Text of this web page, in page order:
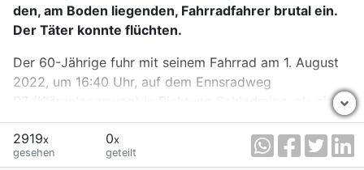
den, am Boden liegenden, Fahrradfahrer brutal ein.
Der Täter konnte flüchten.
Der 60-Jährige fuhr mit seinem Fahrrad am 1. August
2022, um 16:40 Uhr, auf dem Ennsradweg
R7 (Kläranlagenweg) in Richtung Schladming, als ein,
derzeit noch unbekannter, Mann den Radfahrer
grundlos vom Fahrrad auf den Boden riss.
Anschließend schlug der unbekannte Täter in äußerst
2919x
gesehen
0x
geteilt